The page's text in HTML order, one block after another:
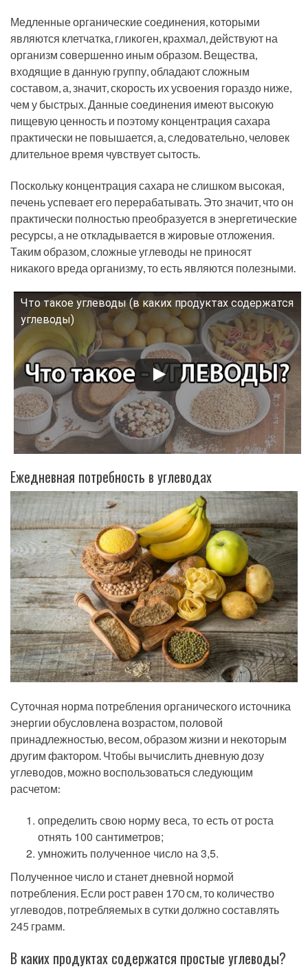
Медленные органические соединения, которыми
являются клетчатка, гликоген, крахмал, действуют на
организм совершенно иным образом. Вещества,
входящие в данную группу, обладают сложным
составом, а, значит, скорость их усвоения гораздо ниже,
чем у быстрых. Данные соединения имеют высокую
пищевую ценность и поэтому концентрация сахара
практически не повышается, а, следовательно, человек
длительное время чувствует сытость.
Поскольку концентрация сахара не слишком высокая,
печень успевает его перерабатывать. Это значит, что он
практически полностью преобразуется в энергетические
ресурсы, а не откладывается в жировые отложения.
Таким образом, сложные углеводы не приносят
никакого вреда организму, то есть являются полезными.
Что такое углеводы (в каких продуктах содержатся
углеводы)
Смотрите это видео на YouTube
Ежедневная потребность в углеводах
Суточная норма потребления органического источника
энергии обусловлена возрастом, половой
принадлежностью, весом, образом жизни и некоторым
другим фактором. Чтобы вычислить дневную дозу
углеводов, можно воспользоваться следующим
расчетом:
определить свою норму веса, то есть от роста
отнять 100 сантиметров;
умножить полученное число на 3,5.
Полученное число и станет дневной нормой
потребления. Если рост равен 170 см, то количество
углеводов, потребляемых в сутки должно составлять
245 грамм.
В каких продуктах содержатся простые углеводы?